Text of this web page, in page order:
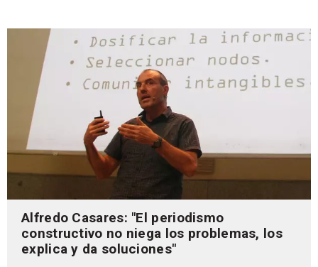
Alfredo Casares: "El periodismo
constructivo no niega los problemas, los
explica y da soluciones"